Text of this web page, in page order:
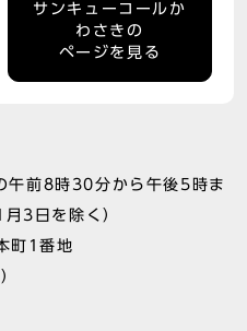
サンキューコールか
わさきの
ページを見る
午前8時30分から午後5時ま
3日を除く）
町1番地